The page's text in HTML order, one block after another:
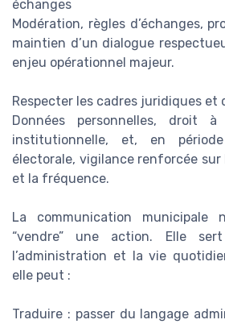
échanges
Modération, règles d’échanges,
maintien d’un dialogue
enjeu opérationnel majeur.
Respecter les cadres juridiques et
Données personnelles, droit à
institutionnelle, et, en
électorale, vigilance renforcée
et la fréquence.
La communication municipale
“vendre” une action. Elle
l’administration et la vie
elle peut :
Traduire : passer du langage